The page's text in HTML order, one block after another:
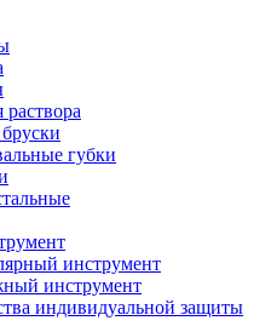
раствора
губки
инструмент
инструмент
индивидуальной защиты